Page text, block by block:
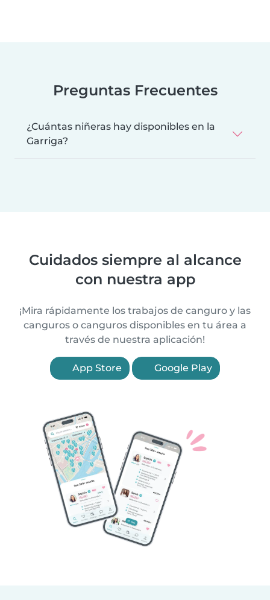
Preguntas Frecuentes
¿Cuántas niñeras hay disponibles en la
Garriga?
Cuidados siempre al alcance
con nuestra app
¡Mira rápidamente los trabajos de canguro y las
canguros o canguros disponibles en tu área a
través de nuestra aplicación!
App Store Google Play